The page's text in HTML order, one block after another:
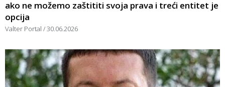
ako ne možemo zaštititi svoja prava i treći entitet je
opcija
Valter Portal 30.06.2026